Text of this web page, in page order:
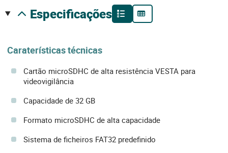
especificações
Caraterísticas técnicas
Cartão microSDHC de alta resistência VESTA para
videovigilância
Capacidade de 32 GB
Formato microSDHC de alta capacidade
Sistema de ficheiros FAT32 predefinido